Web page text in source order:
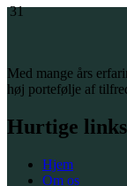
31
Med mange års
høj portefølje af
Hurtige links
Hjem
Om os